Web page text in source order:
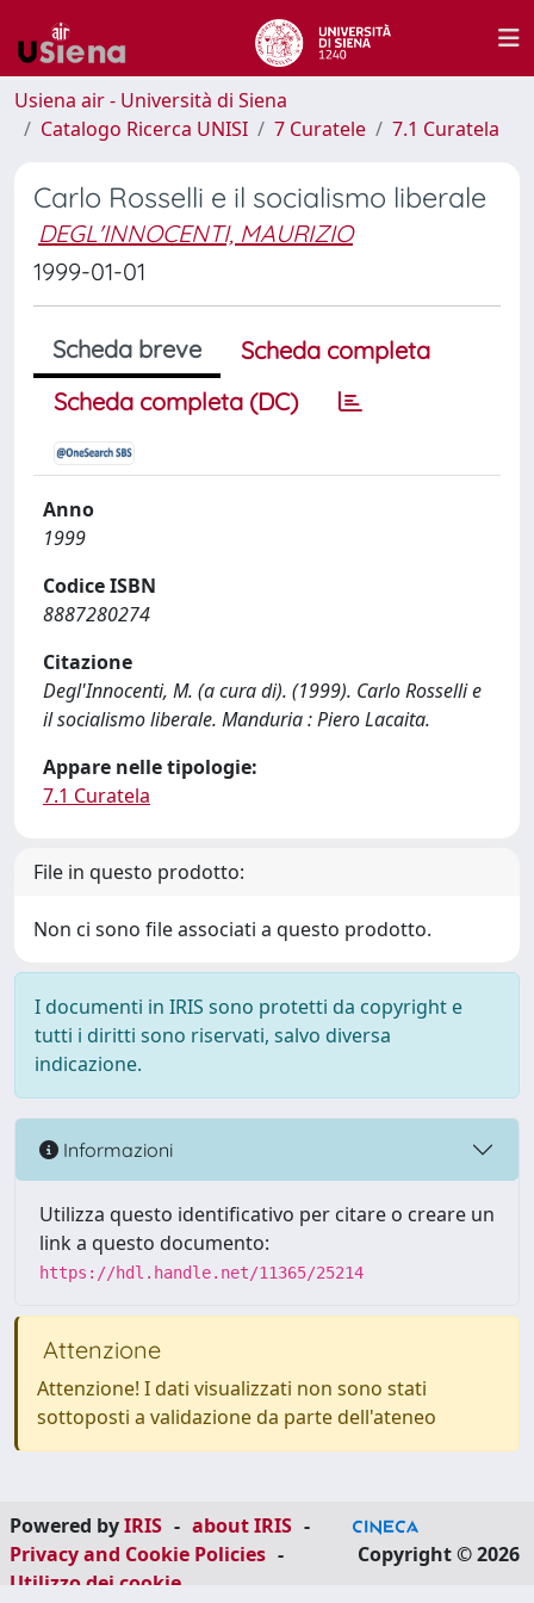
Usiena air - Università di Siena
Catalogo Ricerca UNISI
7 Curatele 7.1 Curatela
Carlo Rosselli e il socialismo liberale
DEGL'INNOCENTI, MAURIZIO
1999-01-01
Scheda breve
Scheda completa
Scheda completa (DC)
Anno
1999
Codice ISBN
8887280274
Citazione
Degl'Innocenti, M. (a cura di). (1999). Carlo Rosselli e
il socialismo liberale. Manduria : Piero Lacaita.
Appare nelle tipologie:
7.1 Curatela
File in questo prodotto:
Non ci sono file associati a questo prodotto.
I documenti in IRIS sono protetti da copyright e
tutti i diritti sono riservati, salvo diversa
indicazione.
Informazioni
Utilizza questo identificativo per citare o creare un
link a questo documento:
https://hdl.handle.net/11365/25214
Attenzione
Attenzione! I dati visualizzati non sono stati
sottoposti a validazione da parte dell'ateneo
Powered byIRIS - about IRIS -
Privacy and Cookie Policies -
Utilizzo dei cookie
Copyright © 2026